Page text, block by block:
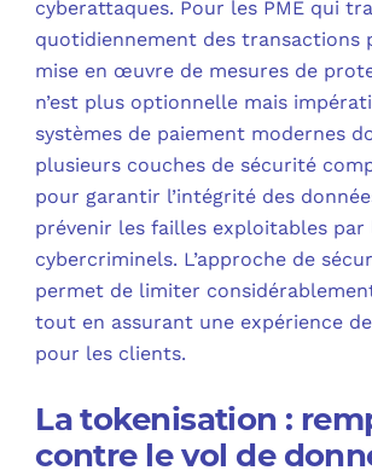
cyberattaques. Pour les PME qui
quotidiennement des transactions
mise en œuvre de mesures de
n’est plus optionnelle mais
systèmes de paiement modernes
plusieurs couches de sécurité
pour garantir l’intégrité des
prévenir les failles exploitables par
cybercriminels. L’approche de
permet de limiter
tout en assurant une expérience
pour les clients.
La tokenisation :
contre le vol de